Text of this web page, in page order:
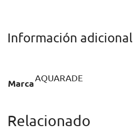
Información adicional
Marca
AQUARADE
Relacionado